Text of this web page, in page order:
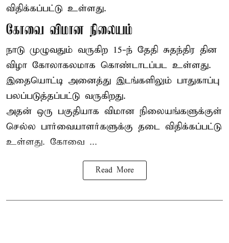
விதிக்கப்பட்டு உள்ளது.
கோவை விமான நிலையம்
நாடு முழுவதும் வருகிற 15-ந் தேதி சுதந்திர தின
விழா கோலாகலமாக கொண்டாடப்பட உள்ளது.
இதையொட்டி அனைத்து இடங்களிலும் பாதுகாப்பு
பலப்படுத்தப்பட்டு வருகிறது.
அதன் ஒரு பகுதியாக விமான நிலையங்களுக்குள்
செல்ல பார்வையாளர்களுக்கு தடை விதிக்கப்பட்டு
உள்ளது. கோவை ...
Read More